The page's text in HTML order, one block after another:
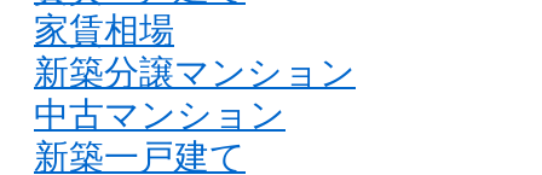
家賃相場
新築分譲マンション
中古マンション
新築一戸建て